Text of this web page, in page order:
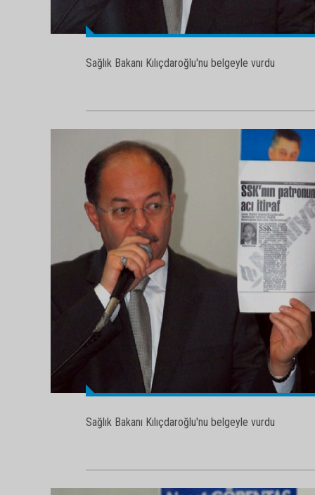
Sağlık Bakanı Kılıçdaroğlu'nu belgeyle vurdu
Sağlık Bakanı Kılıçdaroğlu'nu belgeyle vurdu